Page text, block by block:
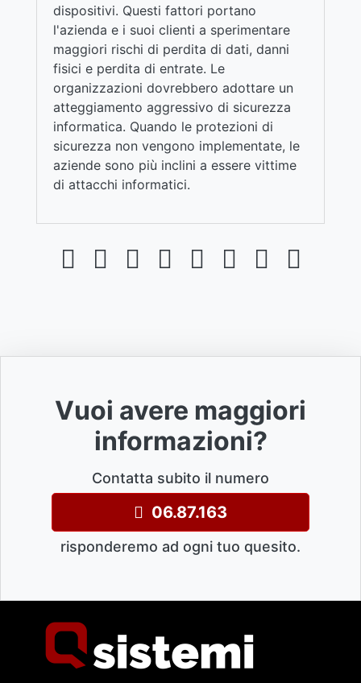
dispositivi. Questi fattori portano
l'azienda e i suoi clienti a sperimentare
maggiori rischi di perdita di dati, danni
fisici e perdita di entrate. Le
organizzazioni dovrebbero adottare un
atteggiamento aggressivo di sicurezza
informatica. Quando le protezioni di
sicurezza non vengono implementate, le
aziende sono più inclini a essere vittime
di attacchi informatici.
Vuoi avere maggiori
informazioni?
Contatta subito il numero
06.87.163
risponderemo ad ogni tuo quesito.